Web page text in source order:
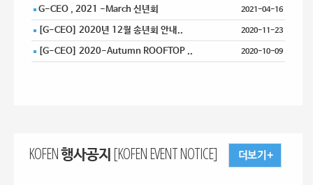
G-CEO , 2021 -March 신년회 2021-04-16
[G-CEO] 2020년 12월 송년회 안내.. 2020-11-23
[G-CEO] 2020-Autumn ROOFTOP .. 2020-10-09
KOFEN 행사공지 [KOFEN EVENT NOTICE]